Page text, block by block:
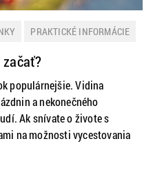
PRAKTICKÉ INFORMÁCIE
populárnejšie. Vidina
a nekonečného
Ak snívate o živote s
na možnosti vycestovania